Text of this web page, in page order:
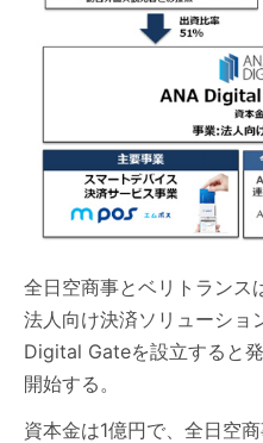
全日空商事とベリトランス
法人向け決済ソリューショ
Digital Gateを設立すると
開始する。
資本金は1億円で、全日空